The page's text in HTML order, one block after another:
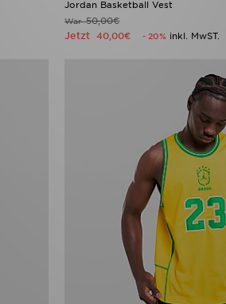
Jordan Basketball Vest
War50,00€
Jetzt40,00€ - 20% inkl. MwST.